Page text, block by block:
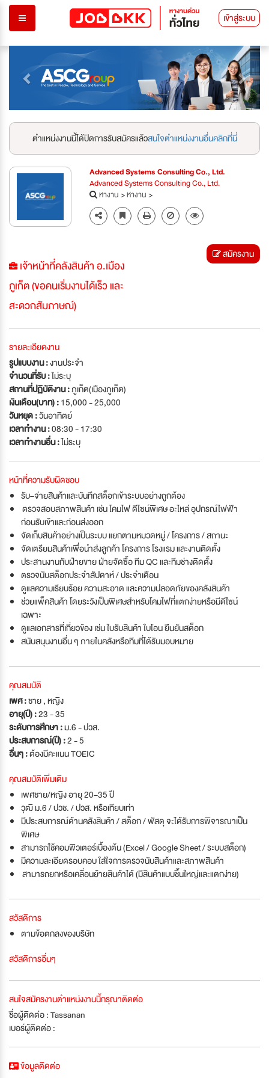
เข้าสู่ระบบ
Next
ตำแหน่งงานนี้ได้ปิดการรับสมัครแล้วสนใจตำแหน่งงานอื่นคลิกที่นี่
Advanced Systems Consulting Co., Ltd.
Advanced Systems Consulting Co., Ltd.
หางาน>หางาน>
เจ้าหน้าที่คลังสินค้า อ.เมือง
ภูเก็ต (ขอคนเริ่มงานได้เร็ว และ
สะดวกสัมภาษณ์)
สมัครงาน
รายละเอียดงาน
รูปแบบงาน :งานประจำ
จำนวนที่รับ :ไม่ระบุ
สถานที่ปฏิบัติงาน :ภูเก็ต(เมืองภูเก็ต)
เงินเดือน(บาท) :15,000 - 25,000
วันหยุด :วันอาทิตย์
เวลาทำงาน :08:30 - 17:30
เวลาทำงานอื่น :ไม่ระบุ
หน้าที่ความรับผิดชอบ
รับ–จ่ายสินค้าและบันทึกสต็อกเข้าระบบอย่างถูกต้อง
ตรวจสอบสภาพสินค้า เช่น โคมไฟ ดีไซน์พิเศษ อะไหล่ อุปกรณ์ไฟฟ้า
ก่อนรับเข้าและก่อนส่งออก
จัดเก็บสินค้าอย่างเป็นระบบ แยกตามหมวดหมู่ / โครงการ / สถานะ
จัดเตรียมสินค้าเพื่อนำส่งลูกค้า โครงการ โรงแรม และงานติดตั้ง
ประสานงานกับฝ่ายขาย ฝ่ายจัดซื้อ ทีม QC และทีมช่างติดตั้ง
ตรวจนับสต็อกประจำสัปดาห์ / ประจำเดือน
ดูแลความเรียบร้อย ความสะอาด และความปลอดภัยของคลังสินค้า
ช่วยแพ็คสินค้า โดยระวังเป็นพิเศษสำหรับโคมไฟที่แตกง่ายหรือมีดีไซน์
เฉพาะ
ดูแลเอกสารที่เกี่ยวข้อง เช่น ใบรับสินค้า ใบโอน ยืนยันสต็อก
สนับสนุนงานอื่น ๆ ภายในคลังหรือทีมที่ได้รับมอบหมาย
คุณสมบัติ
เพศ :ชาย , หญิง
อายุ(ปี) :23 - 35
ระดับการศึกษา :ม.6 - ปวส.
ประสบการณ์(ปี) :2 - 5
อื่นๆ :ต้องมีคะแนน TOEIC
คุณสมบัติเพิ่มเติม
เพศชาย/หญิง อายุ 20–35 ปี
วุฒิ ม.6 / ปวช. / ปวส. หรือเทียบเท่า
มีประสบการณ์ด้านคลังสินค้า / สต็อก / พัสดุ จะได้รับการพิจารณาเป็น
พิเศษ
สามารถใช้คอมพิวเตอร์เบื้องต้น (Excel / Google Sheet / ระบบสต็อก)
มีความละเอียดรอบคอบ ใส่ใจการตรวจนับสินค้าและสภาพสินค้า
สามารถยกหรือเคลื่อนย้ายสินค้าได้ (มีสินค้าแบบชิ้นใหญ่และแตกง่าย)
สวัสดิการ
ตามข้อตกลงของบริษัท
สวัสดิการอื่นๆ
สนใจสมัครงานตำแหน่งงานนี้กรุณาติดต่อ
ชื่อผู้ติดต่อ : Tassanan
เบอร์ผู้ติดต่อ :
ข้อมูลติดต่อ